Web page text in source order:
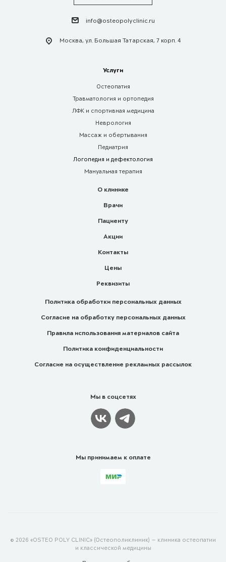
info@osteopolyclinic.ru
Москва, ул. Большая Татарская, 7 корп. 4
Услуги
Остеопатия
Травматология и ортопедия
ЛФК и спортивная медицина
Неврология
Массаж и обертывания
Педиатрия
Логопедия и дефектология
Мануальная терапия
О клинике
Врачи
Пациенту
Акции
Контакты
Цены
Реквизиты
Политика обработки персональных данных
Согласие на обработку персональных данных
Правила использования материалов сайта
Политика конфиденциальности
Согласие на осуществление рекламных рассылок
Мы в соцсетях
Мы принимаем к оплате
© 2026 «OSTEO POLY CLINIC» (Остеополиклиник) — клиника остеопатии
и классической медицины